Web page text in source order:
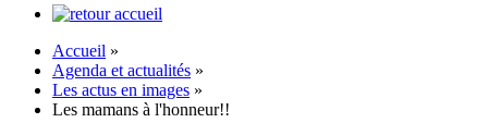
Accueil »
Agenda et actualités »
Les actus en images »
Les mamans à l'honneur!!